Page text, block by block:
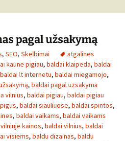
pagal užsakymą
, SEO, Skelbimai
atgalines
kaune pigiau, baldai klaipeda, baldai
baldai lt internetu, baldai miegamojo,
, baldai pagal uzsakyma
vilnius, baldai pigiau, baldai pigiau
, baldai siauliuose, baldai spintos,
, baldai vaikams, baldai vaikams
kainos, baldai vilnius, baldai
visiems, baldu dizainas, baldu